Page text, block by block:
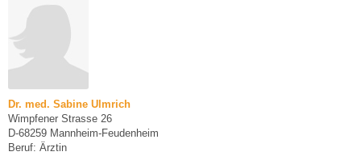
Dr. med. Sabine Ulmrich
Wimpfener Strasse 26
D-68259 Mannheim-Feudenheim
Beruf: Ärztin